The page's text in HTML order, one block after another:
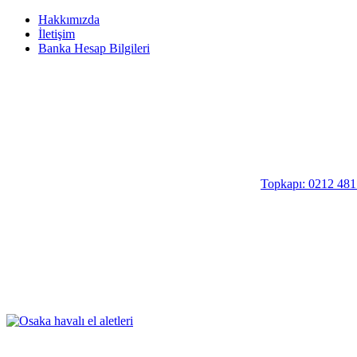
Hakkımızda
İletişim
Banka Hesap Bilgileri
Topkapı: 0212